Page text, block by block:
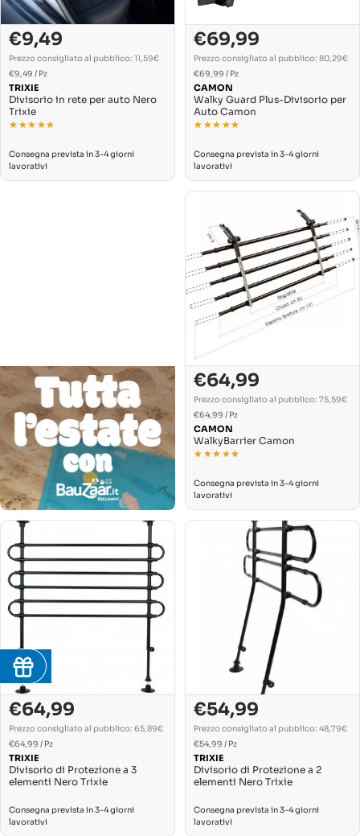
Prezzo
normale
€9,49
Prezzo consigliato al pubblico: 11,59€
PREZZO
UNITARIO
€9,49 / Per
Pz
TRIXIE
Divisorio in rete per auto Nero
Trixie
★★★★★
★★★★★
Consegna prevista in 3-4 giorni
lavorativi
Prezzo
di
vendita
€69,99
normale
Prezzo consigliato al pubblico: 80,29€
PREZZO
UNITARIO
€69,99 / Per
Pz
CAMON
Walky Guard Plus-Divisorio per
Auto Camon
★★★★★
★★★★★
Consegna prevista in 3-4 giorni
lavorativi
Prezzo
normale
€64,99
Prezzo consigliato al pubblico: 75,59€
PREZZO
UNITARIO
€64,99 / Per
Pz
CAMON
WalkyBarrier Camon
★★★★★
★★★★★
Consegna prevista in 3-4 giorni
lavorativi
Prezzo
normale
€64,99
Prezzo consigliato al pubblico: 65,89€
PREZZO
UNITARIO
€64,99 / Per
Pz
TRIXIE
Divisorio di Protezione a 3
elementi Nero Trixie
Consegna prevista in 3-4 giorni
lavorativi
Prezzo
normale
€54,99
Prezzo consigliato al pubblico: 48,79€
PREZZO
UNITARIO
€54,99 / Per
Pz
TRIXIE
Divisorio di Protezione a 2
elementi Nero Trixie
Consegna prevista in 3-4 giorni
lavorativi
10